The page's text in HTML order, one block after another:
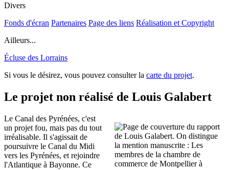
Divers
Fonds d'écran Partenaires Page des liens Réalisation et Copyright
Ailleurs...
Écluse des Lorrains
Si vous le désirez, vous pouvez consulter la carte du projet.
Le projet non réalisé de Louis Galabert
Le Canal des Pyrénées, c'est
un projet fou, mais pas du tout
irréalisable. Il s'agissait de
poursuivre le Canal du Midi
vers les Pyrénées, et rejoindre
l'Atlantique à Bayonne. Ce